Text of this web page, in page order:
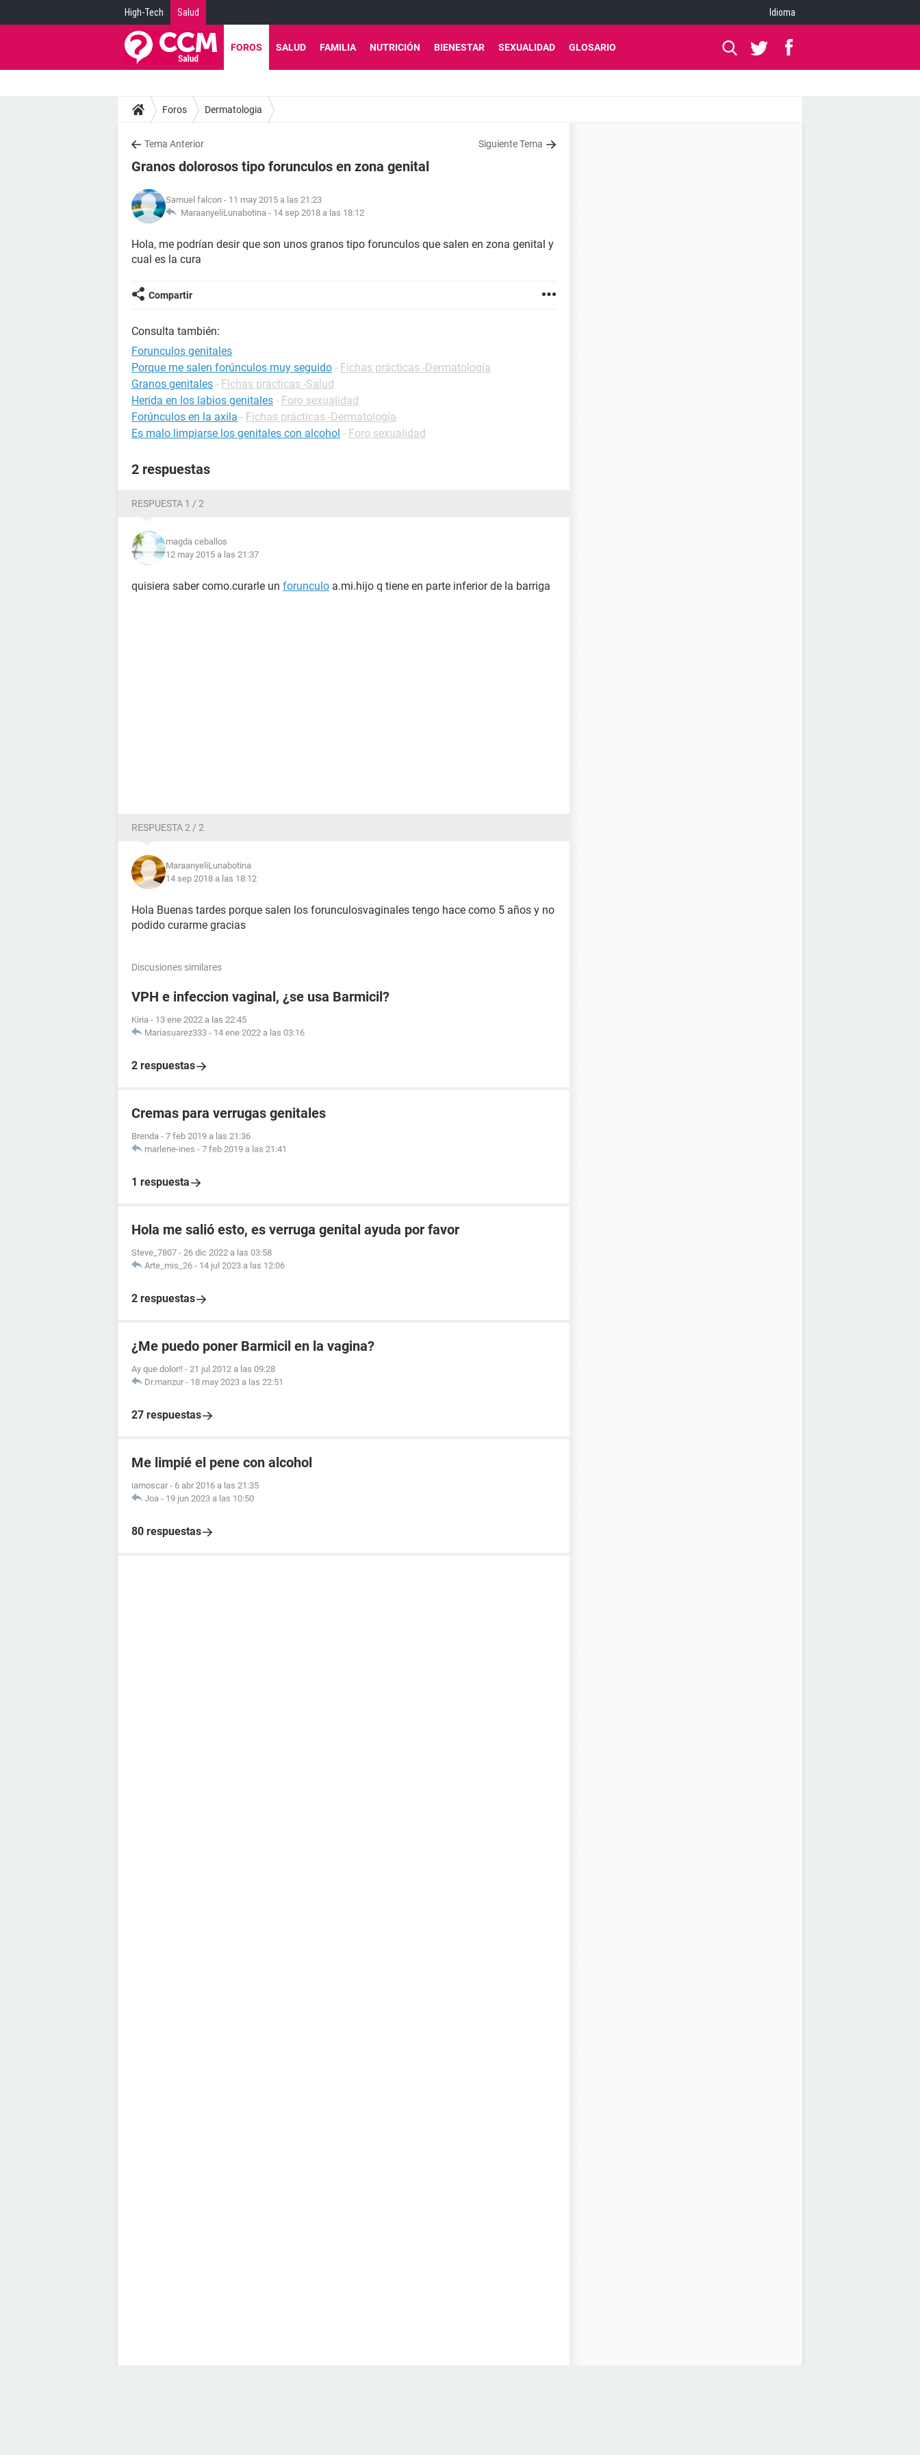
High-Tech Salud Idioma
FOROS SALUD FAMILIA NUTRICIÓN BIENESTAR SEXUALIDAD GLOSARIO
Foros Dermatologia
Tema Anterior Siguiente Tema
Granos dolorosos tipo forunculos en zona genital
Samuel falcon - 11 may 2015 a las 21:23
MaraanyeliLunabotina - 14 sep 2018 a las 18:12
Hola, me podrían desir que son unos granos tipo forunculos que salen en zona genital y
cual es la cura
Compartir
Consulta también:
Forunculos genitales
Porque me salen forúnculos muy seguido - Fichas prácticas -Dermatología
Granos genitales - Fichas prácticas -Salud
Herida en los labios genitales - Foro sexualidad
Forúnculos en la axila - Fichas prácticas -Dermatología
Es malo limpiarse los genitales con alcohol - Foro sexualidad
2 respuestas
RESPUESTA 1 / 2
magda ceballos
12 may 2015 a las 21:37
quisiera saber como.curarle un forunculo a.mi.hijo q tiene en parte inferior de la barriga
RESPUESTA 2 / 2
MaraanyeliLunabotina
14 sep 2018 a las 18:12
Hola Buenas tardes porque salen los forunculosvaginales tengo hace como 5 años y no
podido curarme gracias
Discusiones similares
VPH e infeccion vaginal, ¿se usa Barmicil?
Kiria - 13 ene 2022 a las 22:45
Mariasuarez333 - 14 ene 2022 a las 03:16
2 respuestas
Cremas para verrugas genitales
Brenda - 7 feb 2019 a las 21:36
marlene-ines - 7 feb 2019 a las 21:41
1 respuesta
Hola me salió esto, es verruga genital ayuda por favor
Steve_7807 - 26 dic 2022 a las 03:58
Arte_mis_26 - 14 jul 2023 a las 12:06
2 respuestas
¿Me puedo poner Barmicil en la vagina?
Ay que dolor!! - 21 jul 2012 a las 09:28
Dr.manzur - 18 may 2023 a las 22:51
27 respuestas
Me limpié el pene con alcohol
iamoscar - 6 abr 2016 a las 21:35
Joa - 19 jun 2023 a las 10:50
80 respuestas